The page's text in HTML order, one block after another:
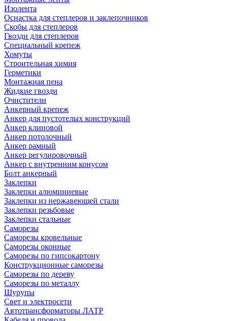
Изолента
Оснастка для степлеров и заклепочников
Скобы для степлеров
Гвозди для степлеров
Специальный крепеж
Хомуты
Строительная химия
Герметики
Монтажная пена
Жидкие гвозди
Очистители
Анкерный крепеж
Анкер для пустотелых конструкций
Анкер клиновой
Анкер потолочный
Анкер рамный
Анкер регулировочный
Анкер с внутренним конусом
Болт анкерный
Заклепки
Заклепки алюминиевые
Заклепки из нержавеющей стали
Заклепки резьбовые
Заклепки стальные
Саморезы
Саморезы кровельные
Саморезы оконные
Саморезы по гипсокартону
Конструкционные саморезы
Саморезы по дереву
Саморезы по металлу
Шурупы
Свет и электросети
Автотрансформаторы ЛАТР